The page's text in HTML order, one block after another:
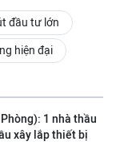
đầu tư lớn
hiện đại
1 nhà thầu
xây lắp thiết bị